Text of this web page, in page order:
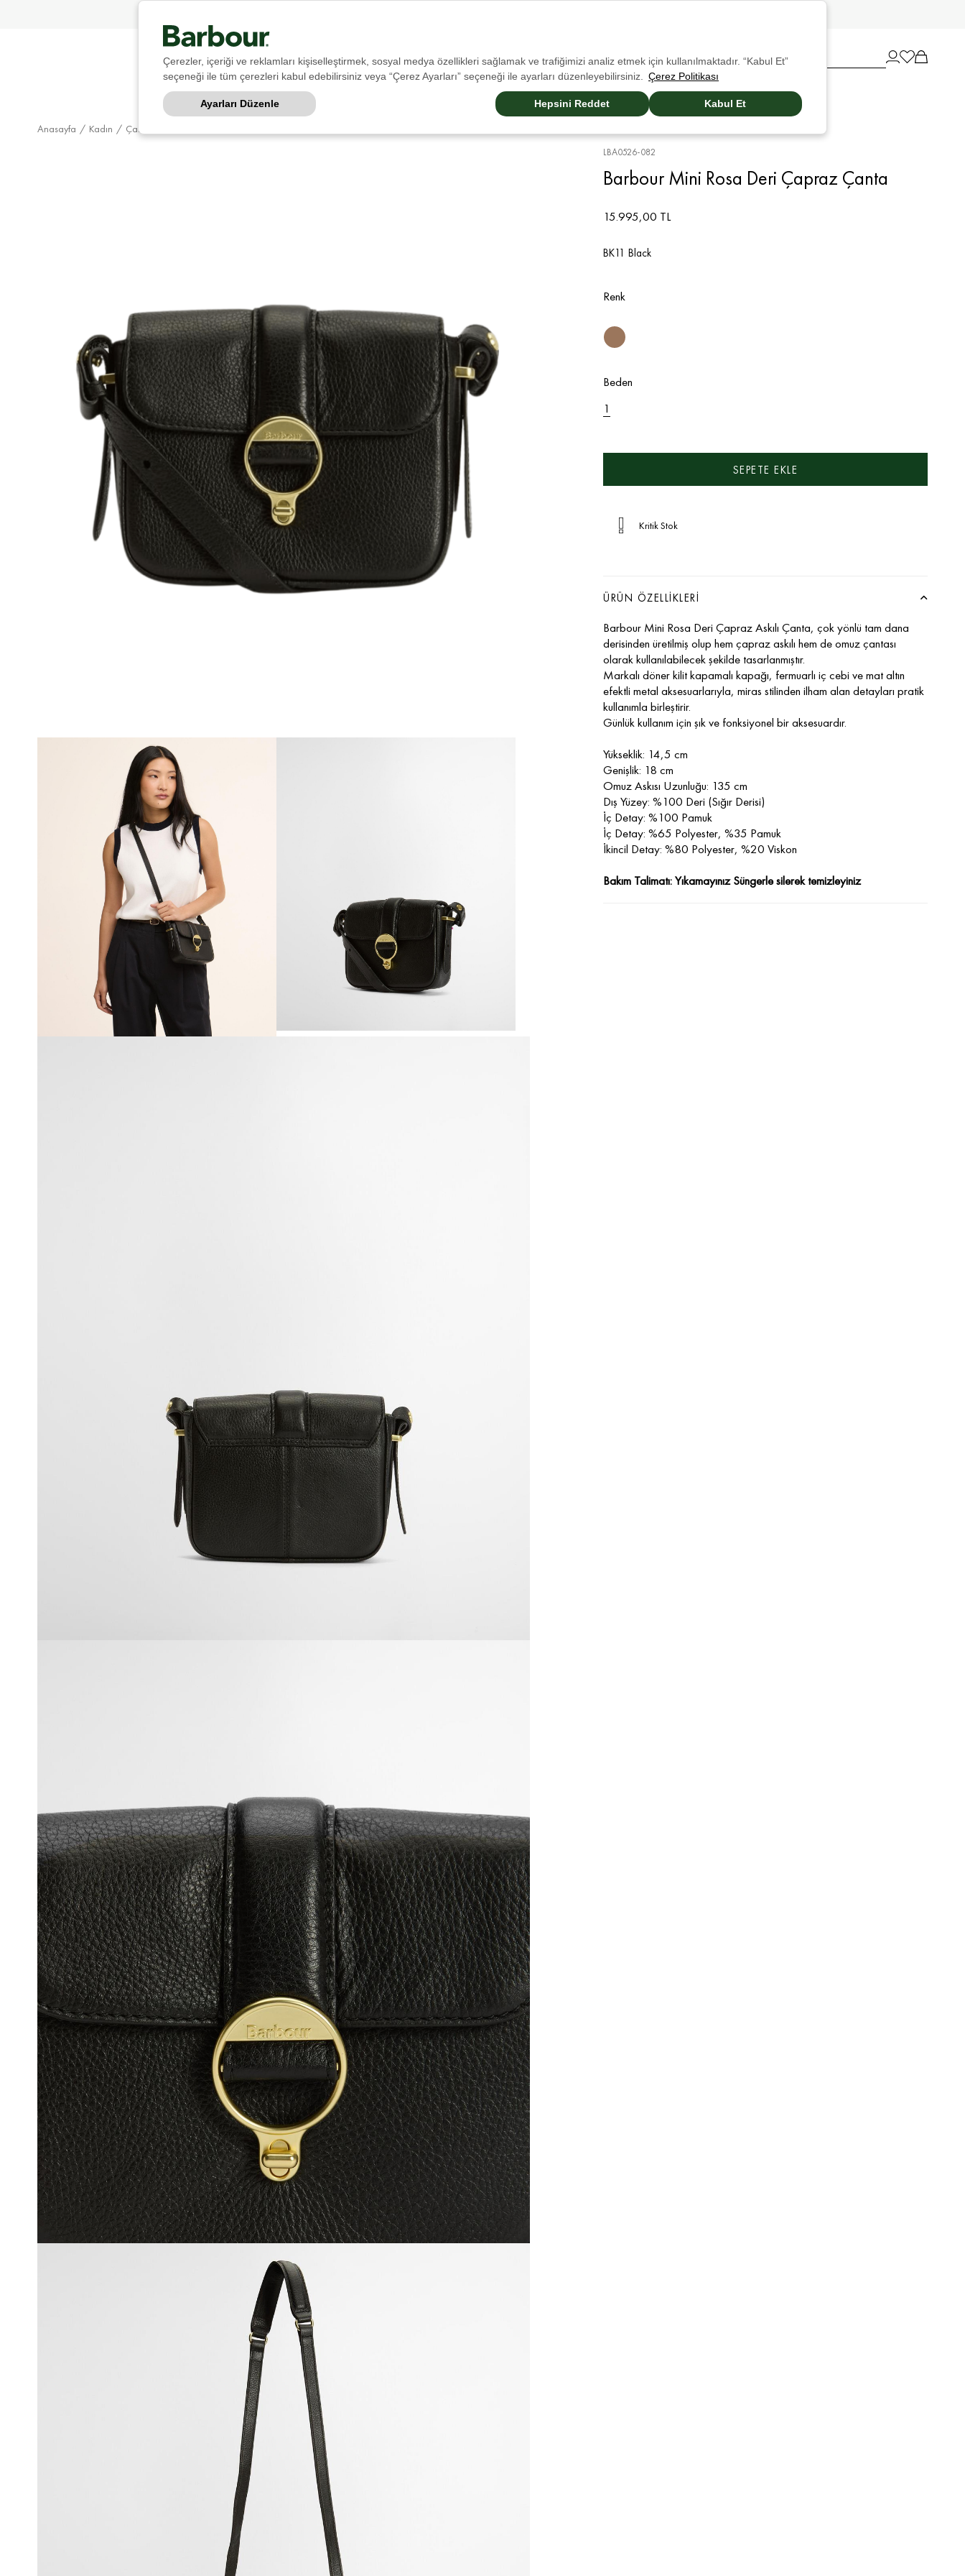
Çerezler, içeriği ve reklamları kişiselleştirmek, sosyal medya özellikleri sağlamak ve trafiğimizi analiz etmek için kullanılmaktadır. “Kabul Et”
seçeneği ile tüm çerezleri kabul edebilirsiniz veya “Çerez Ayarları” seçeneği ile ayarları düzenleyebilirsiniz.
Çerez Politikası
Ayarları Düzenle Hepsini Reddet Kabul Et
Barbour DogsBarbour Internatıonal
Anasayfa Kadın Çanta & Cüzdan
LBA0526-082
Barbour Mini Rosa Deri Çapraz Çanta
15.995,00 TL
BK11 Black
Renk
Beden
1
Kritik Stok
ÜRÜN ÖZELLIKLERI
Barbour Mini Rosa Deri Çapraz Askılı Çanta, çok yönlü tam dana
derisinden üretilmiş olup hem çapraz askılı hem de omuz çantası
olarak kullanılabilecek şekilde tasarlanmıştır.
Markalı döner kilit kapamalı kapağı, fermuarlı iç cebi ve mat altın
efektli metal aksesuarlarıyla, miras stilinden ilham alan detayları pratik
kullanımla birleştirir.
Günlük kullanım için şık ve fonksiyonel bir aksesuardır.
Yükseklik: 14,5 cm
Genişlik: 18 cm
Omuz Askısı Uzunluğu: 135 cm
Dış Yüzey: %100 Deri (Sığır Derisi)
İç Detay: %100 Pamuk
İç Detay: %65 Polyester, %35 Pamuk
İkincil Detay: %80 Polyester, %20 Viskon
Bakım Talimatı: Yıkamayınız Süngerle silerek temizleyiniz